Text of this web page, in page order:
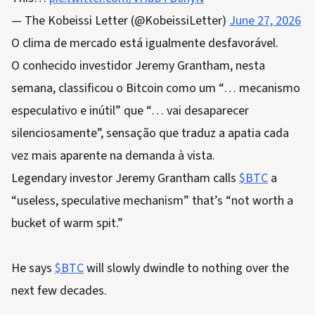
— The Kobeissi Letter (@KobeissiLetter) June 27, 2026
O clima de mercado está igualmente desfavorável.
O conhecido investidor Jeremy Grantham, nesta
semana, classificou o Bitcoin como um “… mecanismo
especulativo e inútil” que “… vai desaparecer
silenciosamente”, sensação que traduz a apatia cada
vez mais aparente na demanda à vista.
Legendary investor Jeremy Grantham calls $BTC a
“useless, speculative mechanism” that’s “not worth a
bucket of warm spit.”
He says $BTCwill slowly dwindle to nothing over the
next few decades.